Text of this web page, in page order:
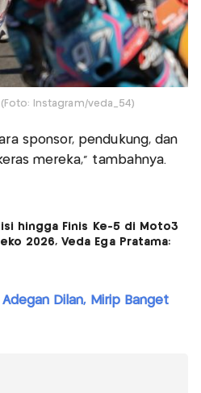
(Foto: Instagram/veda_54)
sponsor, pendukung, dan
mereka," tambahnya.
hingga Finis Ke-5 di Moto3
2026, Veda Ega Pratama:
Dilan, Mirip Banget